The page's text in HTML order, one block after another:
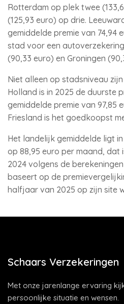
Rotterdam op plek twee
(125,93 euro) op drie.
gemiddelde premie van 74,94
stad voor een
(90,33 euro) en Groningen
Niet alleen op stadsniveau
Holland is in 2025 de duurste
gemiddelde premie van 97,85
Friesland is het goedkoopst
Het landelijk gemiddelde ligt
op 88,95 euro per maand, dat
2024 volgens de
baseert op de
halfjaar van 2025 op zijn site
Schaars Verzekeringen
Met onze jarenlange ervaring
persoonlijke situatie en wensen.